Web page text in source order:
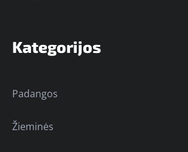
Kategorijos
Padangos
Žieminės